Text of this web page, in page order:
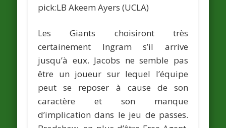
pick:LBAkeem Ayers (UCLA)
Les Giants choisiront très
certainement Ingram s’il arrive
jusqu’à eux. Jacobs ne semble pas
être un joueur sur lequel l’équipe
peut se reposer à cause de son
caractère et son manque
d’implication dans le jeu de passes.